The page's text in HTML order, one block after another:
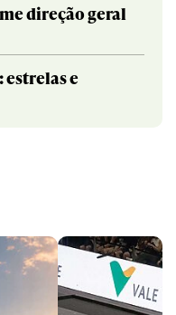
direção geral
estrelas e